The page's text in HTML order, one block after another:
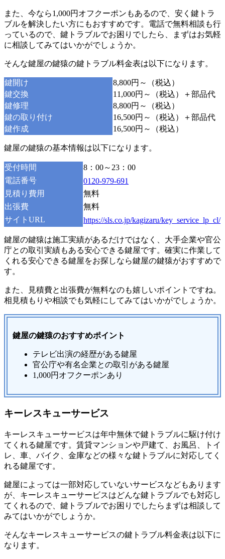
また、今なら1,000円オフクーポンもあるので、安く鍵トラ
ブルを解決したい方にもおすすめです。電話で無料相談も行
っているので、鍵トラブルでお困りでしたら、まずはお気軽
に相談してみてはいかがでしょうか。
そんな鍵屋の鍵猿の鍵トラブル料金表は以下になります。
鍵開け
8,800円～（税込）
鍵交換
11,000円～（税込）＋部品代
鍵修理
8,800円～（税込）
鍵の取り付け
16,500円～（税込）＋部品代
鍵作成
16,500円～（税込）
鍵屋の鍵猿の基本情報は以下になります。
受付時間
8：00～23：00
電話番号
0120-979-691
見積り費用
無料
出張費
無料
サイトURL
https://sls.co.jp/kagizaru/key_service_lp_cl/
鍵屋の鍵猿は施工実績があるだけではなく、大手企業や官公
庁との取引実績もある安心できる鍵屋です。確実に作業して
くれる安心できる鍵屋をお探しなら鍵屋の鍵猿がおすすめで
す。
また、見積費と出張費が無料なのも嬉しいポイントですね。
相見積もりや相談でも気軽にしてみてはいかがでしょうか。
鍵屋の鍵猿のおすすめポイント
テレビ出演の経歴がある鍵屋
官公庁や有名企業との取引がある鍵屋
1,000円オフクーポンあり
キーレスキューサービス
キーレスキューサービスは年中無休で鍵トラブルに駆け付け
てくれる鍵屋です。賃貸マンションや戸建て、お風呂、トイ
レ、車、バイク、金庫などの様々な鍵トラブルに対応してく
れる鍵屋です。
鍵屋によっては一部対応していないサービスなどもあります
が、キーレスキューサービスはどんな鍵トラブルでも対応し
てくれるので、鍵トラブルでお困りでしたらまずは相談して
みてはいかがでしょうか。
そんなキーレスキューサービスの鍵トラブル料金表は以下に
なります。